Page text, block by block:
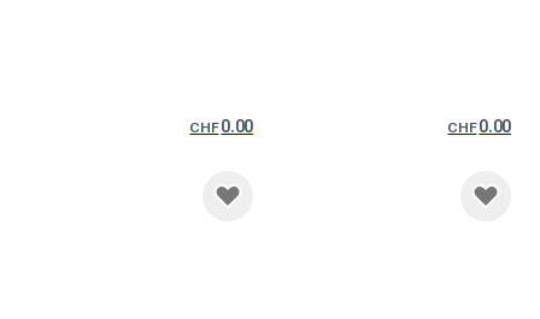
CHF0.00 CHF0.00